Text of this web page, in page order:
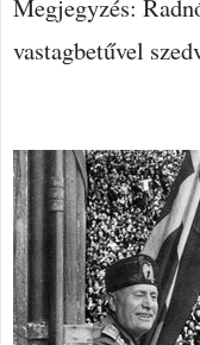
Megjegyzés:
vastagbetűvel